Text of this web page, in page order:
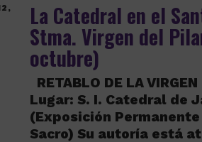
La Catedral en el
Stma. Virgen del
octubre)
RETABLO DE LA
Lugar: S. I. Catedral de
(Exposición
Sacro) Su autoría está